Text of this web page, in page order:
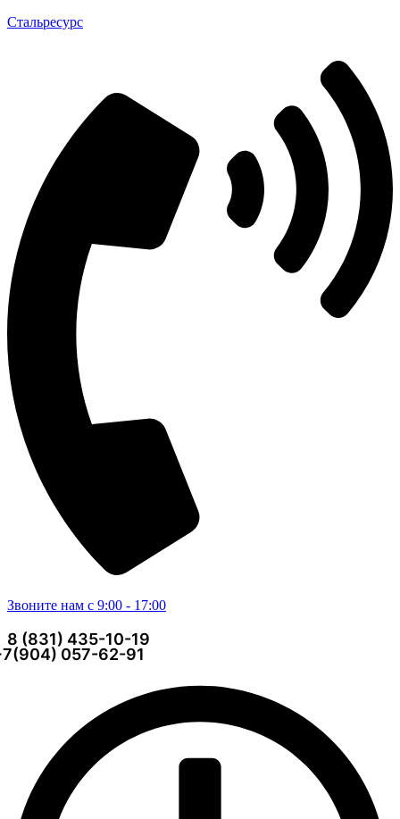
Стальресурс
Звоните нам с 9:00 - 17:00
8 (831) 435-10-19
057-62-91